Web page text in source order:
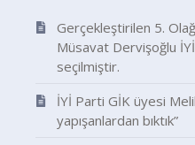
Gerçekleştirilen 5.
Müsavat Dervişoğlu
seçilmiştir.
İYİ Parti GİK üyesi
yapışanlardan bıktık”